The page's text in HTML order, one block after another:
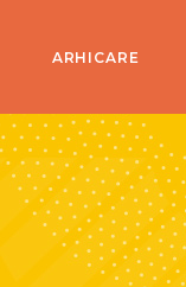
ARHICARE